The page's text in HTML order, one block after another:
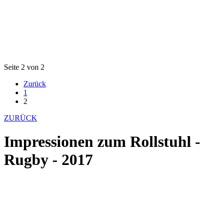
Seite 2 von 2
Zurück
1
2
ZURÜCK
Impressionen zum Rollstuhl -
Rugby - 2017